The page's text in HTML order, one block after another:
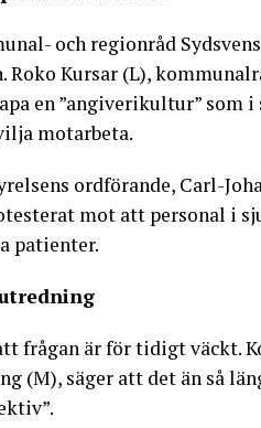
och regionråd
Roko Kursar (L),
en ”angiverikultur” som
motarbeta.
ordförande, Carl-
mot att personal i
patienter.
frågan är för tidigt väckt.
(M), säger att det än så